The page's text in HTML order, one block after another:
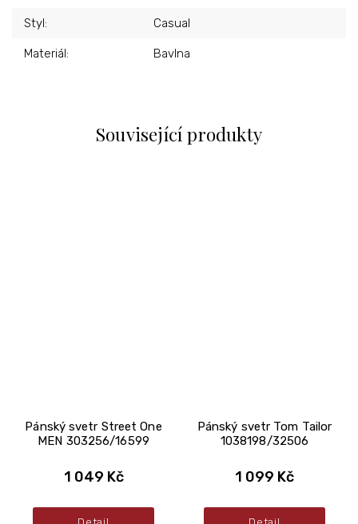
Související produkty
Pánský svetr Street One
MEN 303256/16599
1 049 Kč
Detail
Pánský svetr Tom Tailor
1038198/32506
1 099 Kč
Detail
Styl: Casual
Materiál: Bavlna